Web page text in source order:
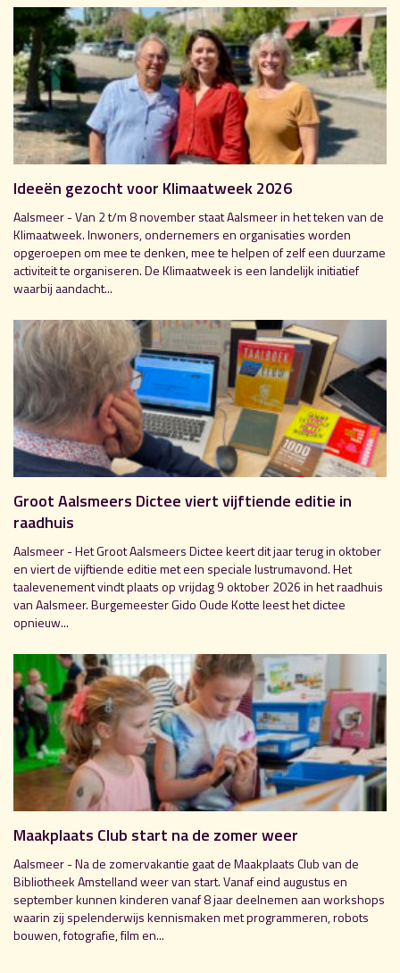
Ideeën gezocht voor Klimaatweek 2026
Aalsmeer - Van 2 t/m 8 november staat Aalsmeer in het teken van de
Klimaatweek. Inwoners, ondernemers en organisaties worden
opgeroepen om mee te denken, mee te helpen of zelf een duurzame
activiteit te organiseren. De Klimaatweek is een landelijk initiatief
waarbij aandacht...
Groot Aalsmeers Dictee viert vijftiende editie in
raadhuis
Aalsmeer - Het Groot Aalsmeers Dictee keert dit jaar terug in oktober
en viert de vijftiende editie met een speciale lustrumavond. Het
taalevenement vindt plaats op vrijdag 9 oktober 2026 in het raadhuis
van Aalsmeer. Burgemeester Gido Oude Kotte leest het dictee
opnieuw...
Maakplaats Club start na de zomer weer
Aalsmeer - Na de zomervakantie gaat de Maakplaats Club van de
Bibliotheek Amstelland weer van start. Vanaf eind augustus en
september kunnen kinderen vanaf 8 jaar deelnemen aan workshops
waarin zij spelenderwijs kennismaken met programmeren, robots
bouwen, fotografie, film en...